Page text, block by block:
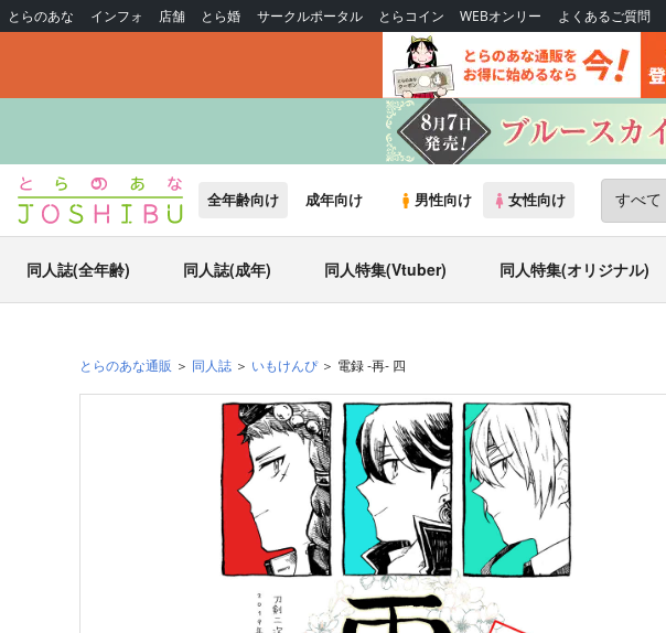
とらのあな インフォ 店舗 とら婚 サークルポータル とらコイン WEBオンリー よくあるご質問
全年齢向け 成年向け 男性向け 女性向け
同人誌(全年齢) 同人誌(成年) 同人特集(Vtuber) 同人特集(オリジナル)
とらのあな通販 同人誌 いもけんぴ 電録 -再- 四